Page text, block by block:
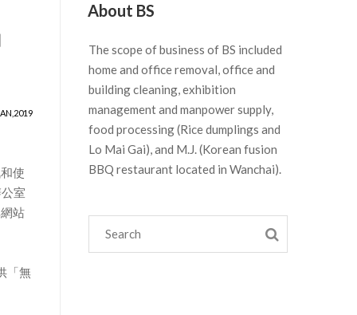
使
室
站
「無
About BS
The scope of business of BS included
home and office removal, office and
building cleaning, exhibition
management and manpower supply,
food processing (Rice dumplings and
Lo Mai Gai), and M.J. (Korean fusion
BBQ restaurant located in Wanchai).